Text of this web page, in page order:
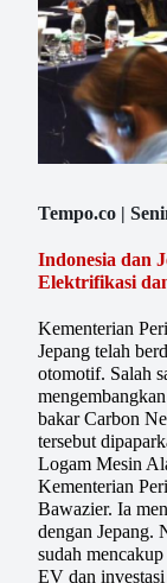
Tempo.co |
Indonesia dan
Elektrifikasi
Kementerian
Jepang telah
otomotif. Salah
bakar Carbon
tersebut
Logam Mesin
Kementerian
Bawazier. Ia
dengan Jepang.
sudah
EV dan